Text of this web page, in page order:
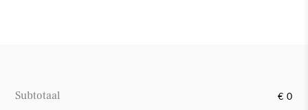
Subtotaal € 0